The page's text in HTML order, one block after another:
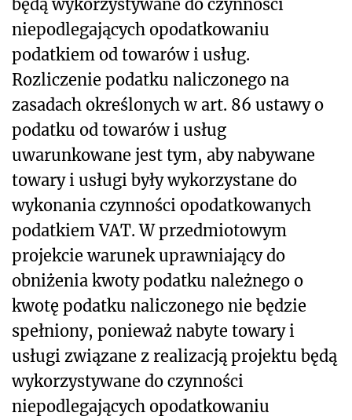
będą wykorzystywane do czynności
niepodlegających opodatkowaniu
podatkiem od towarów i usług.
Rozliczenie podatku naliczonego na
zasadach określonych w art. 86 ustawy o
podatku od towarów i usług
uwarunkowane jest tym, aby nabywane
towary i usługi były wykorzystane do
wykonania czynności opodatkowanych
podatkiem VAT. W przedmiotowym
projekcie warunek uprawniający do
obniżenia kwoty podatku należnego o
kwotę podatku naliczonego nie będzie
spełniony, ponieważ nabyte towary i
usługi związane z realizacją projektu będą
wykorzystywane do czynności
niepodlegających opodatkowaniu